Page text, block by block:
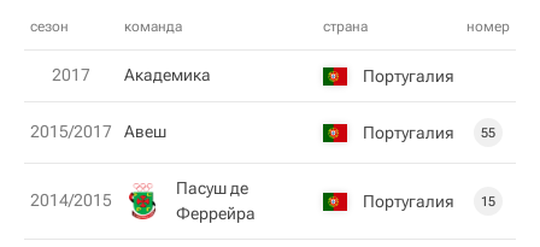
сезон команда страна номер
2017 Академика Португалия
2015/2017 Авеш Португалия 55
2014/2015
Пасуш де
Феррейра
Португалия 15